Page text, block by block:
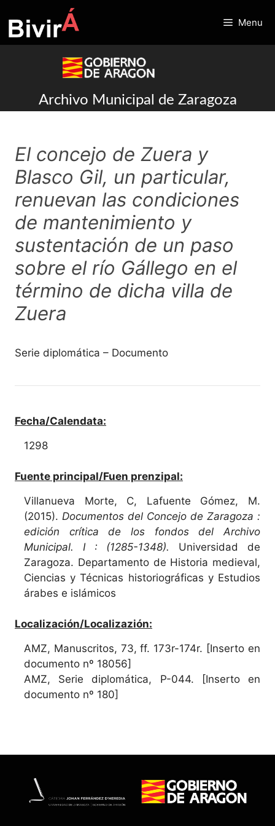
to
content
Menu
Archivo Municipal de Zaragoza
El concejo de Zuera y
Blasco Gil, un particular,
renuevan las condiciones
de mantenimiento y
sustentación de un paso
sobre el río Gállego en el
término de dicha villa de
Zuera
Serie diplomática – Documento
Fecha/Calendata:
1298
Fuente principal/Fuen prenzipal:
Villanueva Morte, C, Lafuente Gómez, M.
(2015). Documentos del Concejo de Zaragoza :
edición crítica de los fondos del Archivo
Municipal. I : (1285-1348).
Universidad de
Zaragoza. Departamento de Historia medieval,
Ciencias y Técnicas historiográficas y Estudios
árabes e islámicos
Localización/Localizazión:
AMZ, Manuscritos, 73, ff. 173r-174r. [Inserto en
documento nº 18056]
AMZ, Serie diplomática, P-044. [Inserto en
documento nº 180]